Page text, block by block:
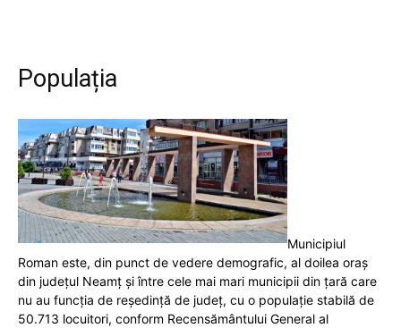
Populația
Municipiul
Roman este, din punct de vedere demografic, al doilea oraş
din judeţul Neamț şi între cele mai mari municipii din ţară care
nu au funcţia de reşedinţă de judeţ, cu o populaţie stabilă de
50.713 locuitori, conform Recensământului General al